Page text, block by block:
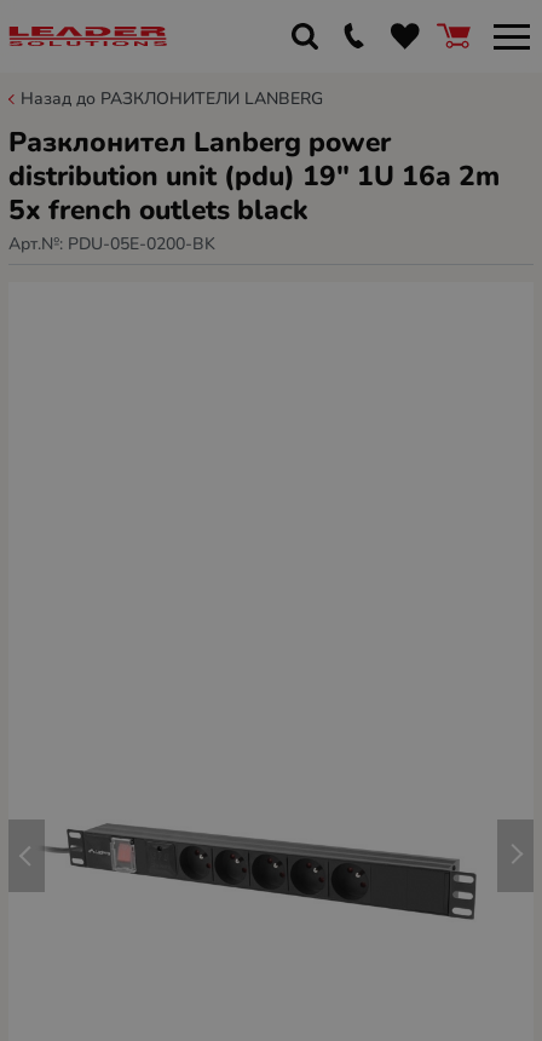
Назад до РАЗКЛОНИТЕЛИ LANBERG
Разклонител Lanberg power
distribution unit (pdu) 19" 1U 16a 2m
5x french outlets black
Арт.№: PDU-05E-0200-BK